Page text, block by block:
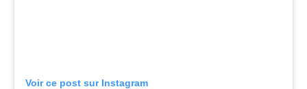
Voir ce post sur Instagram